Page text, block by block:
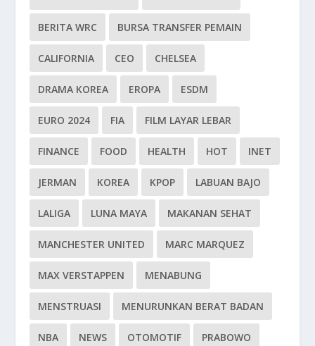
BERITA WRC BURSA TRANSFER PEMAIN
CALIFORNIA CEO CHELSEA
DRAMA KOREA EROPA ESDM
EURO 2024 FIA FILM LAYAR LEBAR
FINANCE FOOD HEALTH HOT INET
JERMAN KOREA KPOP LABUAN BAJO
LALIGA LUNA MAYA MAKANAN SEHAT
MANCHESTER UNITED MARC MARQUEZ
MAX VERSTAPPEN MENABUNG
MENSTRUASI MENURUNKAN BERAT BADAN
NBA NEWS OTOMOTIF PRABOWO